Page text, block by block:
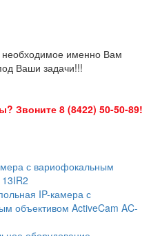
именно Вам
Ваши задачи!!!
Звоните 8 (8422) 50-50-89!
IP-камера с
объективом ActiveCam AC-